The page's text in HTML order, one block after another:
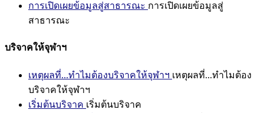
การเปิดเผยข้อมูลสู่สาธารณะ การเปิดเผยข้อมูลสู่
สาธารณะ
บริจาคให้จุฬาฯ
เหตุผลที่...ทำไมต้องบริจาคให้จุฬาฯ เหตุผลที่...ทำไมต้อง
บริจาคให้จุฬาฯ
เริ่มต้นบริจาค เริ่มต้นบริจาค